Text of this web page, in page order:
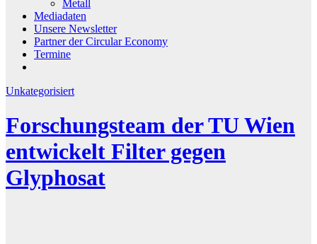
Metall
Mediadaten
Unsere Newsletter
Partner der Circular Economy
Termine
Unkategorisiert
Forschungsteam der TU Wien
entwickelt Filter gegen
Glyphosat